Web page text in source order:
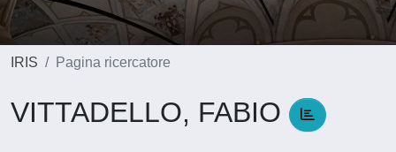
IRIS Pagina ricercatore
VITTADELLO, FABIO